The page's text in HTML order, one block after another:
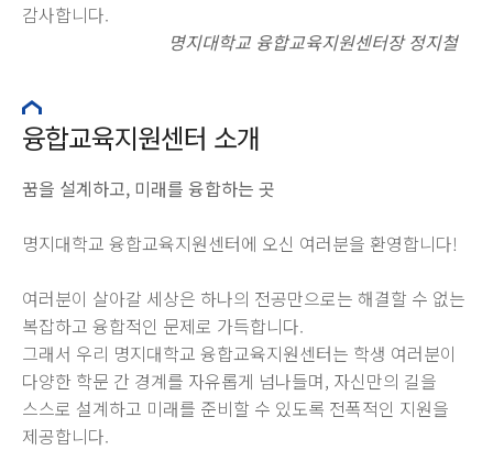
감사합니다.
명지대학교 융합교육지원센터장 정지철
융합교육지원센터 소개
꿈을 설계하고, 미래를 융합하는 곳
명지대학교 융합교육지원센터에 오신 여러분을 환영합니다!
여러분이 살아갈 세상은 하나의 전공만으로는 해결할 수 없는
복잡하고 융합적인 문제로 가득합니다.
그래서 우리 명지대학교 융합교육지원센터는 학생 여러분이
다양한 학문 간 경계를 자유롭게 넘나들며, 자신만의 길을
스스로 설계하고 미래를 준비할 수 있도록 전폭적인 지원을
제공합니다.